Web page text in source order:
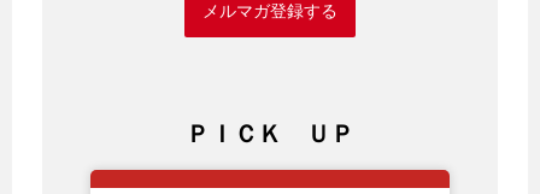
メルマガ登録する
ＰＩＣＫ ＵＰ